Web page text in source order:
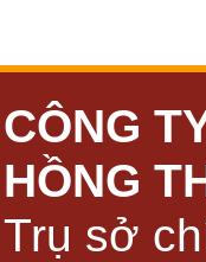
CÔNG
HỒNG
Trụ sở